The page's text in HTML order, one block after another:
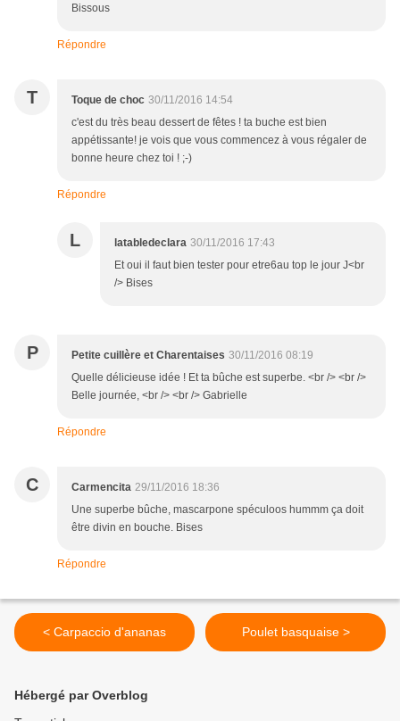
Bissous
Répondre
T Toque de choc 30/11/2016 14:54
c'est du très beau dessert de fêtes ! ta buche est bien
appétissante! je vois que vous commencez à vous régaler de
bonne heure chez toi ! ;-)
Répondre
L latabledeclara 30/11/2016 17:43
Et oui il faut bien tester pour etre6au top le jour J<br
/> Bises
P Petite cuillère et Charentaises 30/11/2016 08:19
Quelle délicieuse idée ! Et ta bûche est superbe. <br /> <br />
Belle journée, <br /> <br /> Gabrielle
Répondre
C Carmencita 29/11/2016 18:36
Une superbe bûche, mascarpone spéculoos hummm ça doit
être divin en bouche. Bises
Répondre
< Carpaccio d'ananas Poulet basquaise >
Hébergé par Overblog